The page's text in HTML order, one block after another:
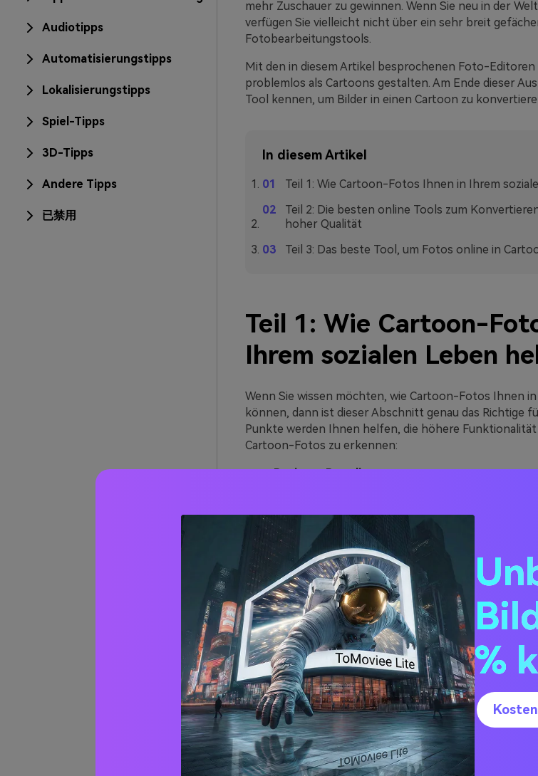
Audiotipps
Automatisierungstipps
Lokalisierungstipps
Spiel-Tipps
3D-Tipps
Andere Tipps
已禁用
mehr Zuschauer zu gewinnen. Wenn Sie neu in der
verfügen Sie vielleicht nicht über ein sehr breit
Fotobearbeitungstools.
Mit den in diesem Artikel besprochenen Foto-
problemlos als Cartoons gestalten. Am Ende dieser
Tool kennen, um Bilder in einen Cartoon zu
In diesem Artikel
Teil 1: Wie Cartoon-Fotos Ihnen in Ihrem
Teil 2: Die besten online Tools zum
hoher Qualität
Teil 3: Das beste Tool, um Fotos online in
Teil 1: Wie Cartoon-
Ihrem sozialen Leben
Wenn Sie wissen möchten, wie Cartoon-Fotos Ihnen
können, dann ist dieser Abschnitt genau das Richtige
Punkte werden Ihnen helfen, die höhere
Cartoon-Fotos zu erkennen:
Business Branding
Modell stehen. Wenn Sie Ihre Bilder in Cartoons
nicht zeigen, was zur Wahrung Ihrer Privatsphäre
wirklich einzigartige Art des Brandings sein, denn nicht
Cartoon-Modelle.
Bedenken hinsichtlich der Privatsphäre
Wenn Sie gerne in sozialen Medien posten, aber Ihr
gleichzeitig Ihre Privatsphäre wahren möchten, ist dies
Bilder in einen Cartoon konvertieren, wird Sie niemand
Nutzer anziehen, ohne Ihre Anonymität zu verlieren.
Art von Fotos Ihre Ideen frei mit der Welt teilen.
Maximales Engagement
Cartoons sind immer im Trend. Sie können sich jetzt in
Avatar der ganzen Welt vorstellen. Außerdem hilft es
%